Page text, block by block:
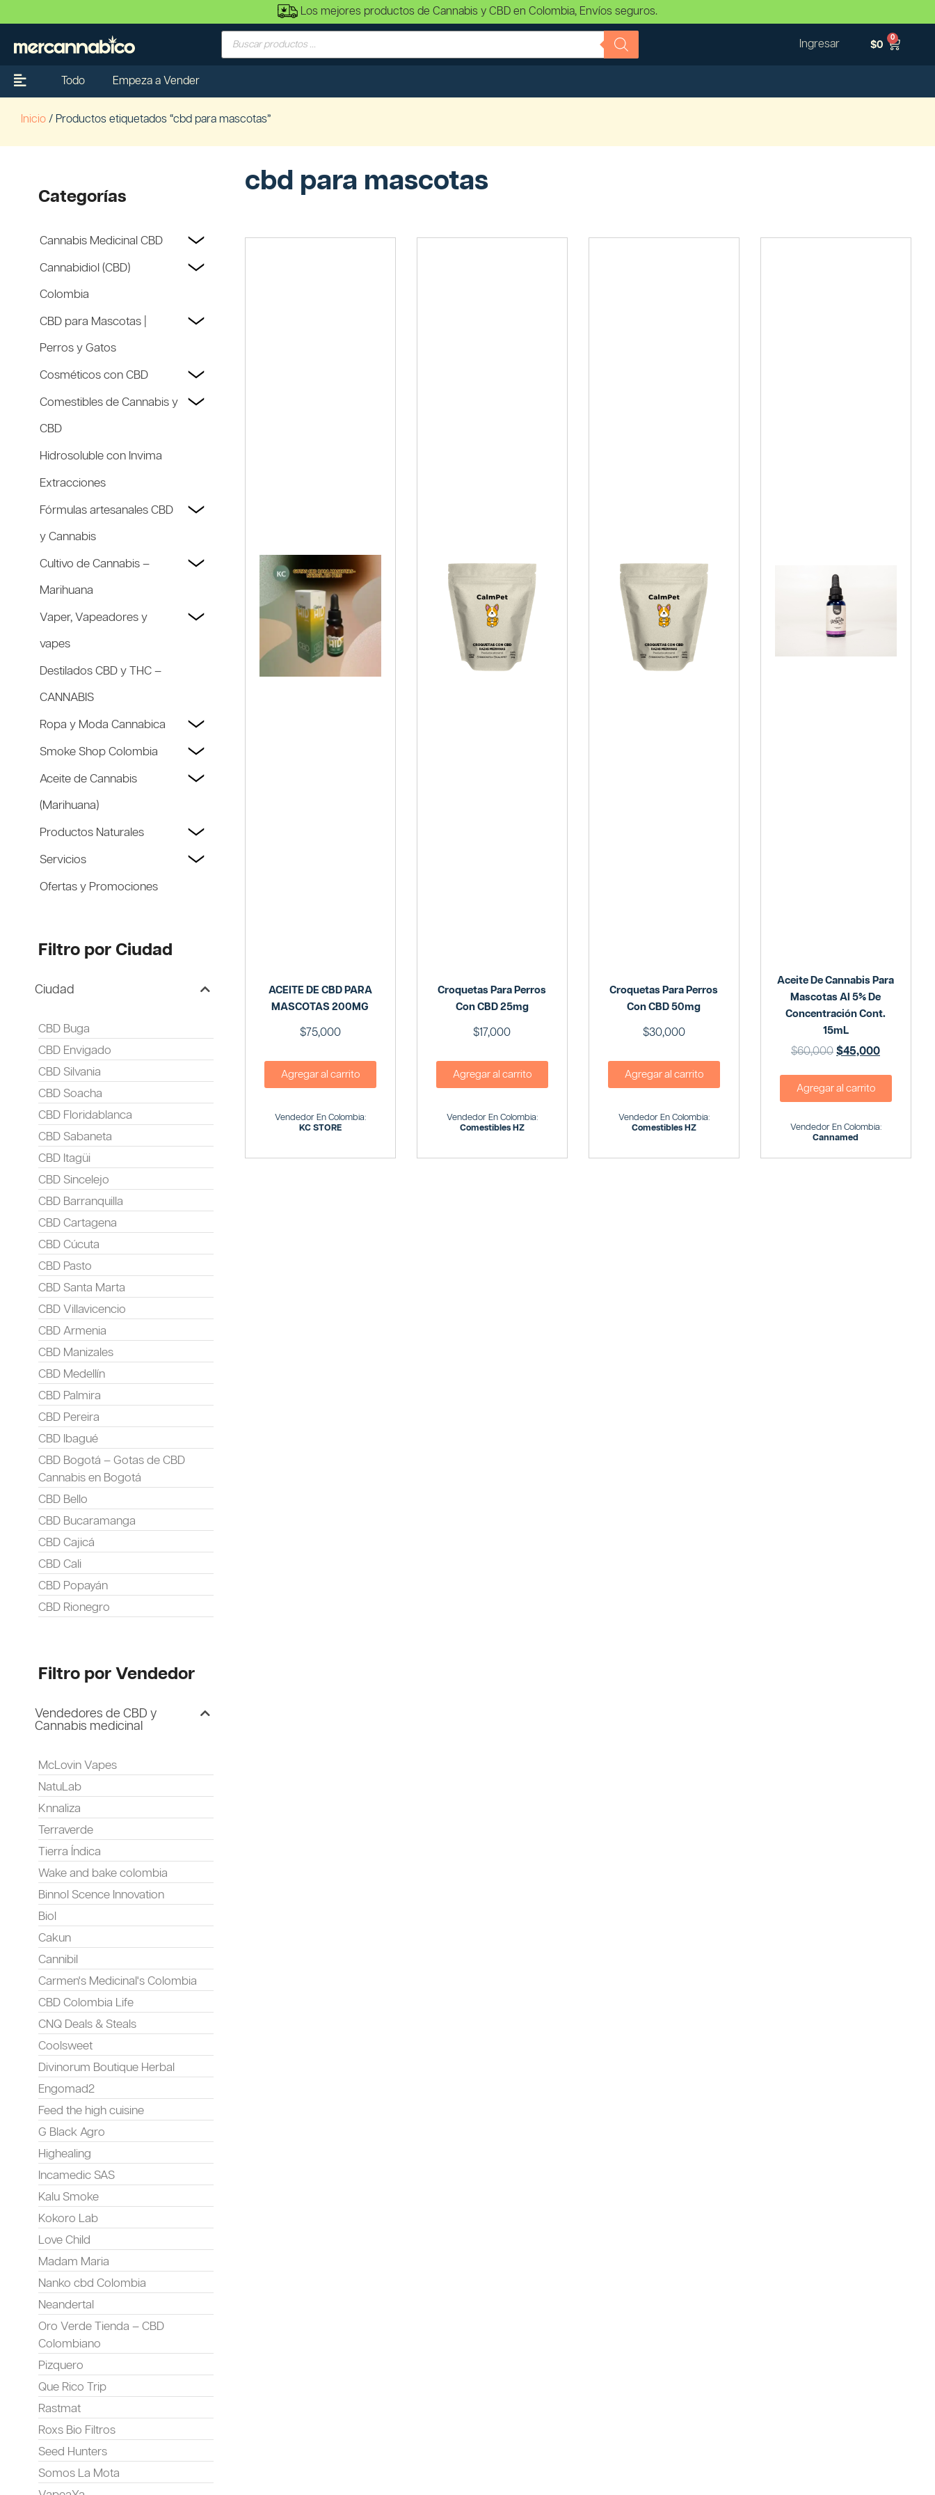
Los mejores productos de Cannabis y CBD en Colombia, Envíos seguros.
Ingresar $0
0
Todo Empeza a Vender
Inicio / Productos etiquetados “cbd para mascotas”
Categorías
Cannabis Medicinal CBD
Cannabidiol (CBD)
Colombia
CBD para Mascotas |
Perros y Gatos
Cosméticos con CBD
Comestibles de Cannabis y
CBD
Hidrosoluble con Invima
Extracciones
Fórmulas artesanales CBD
y Cannabis
Cultivo de Cannabis –
Marihuana
Vaper, Vapeadores y
vapes
Destilados CBD y THC –
CANNABIS
Ropa y Moda Cannabica
Smoke Shop Colombia
Aceite de Cannabis
(Marihuana)
Productos Naturales
Servicios
Ofertas y Promociones
Filtro por Ciudad
Ciudad
CBD Buga
CBD Envigado
CBD Silvania
CBD Soacha
CBD Floridablanca
CBD Sabaneta
CBD Itagüi
CBD Sincelejo
CBD Barranquilla
CBD Cartagena
CBD Cúcuta
CBD Pasto
CBD Santa Marta
CBD Villavicencio
CBD Armenia
CBD Manizales
CBD Medellín
CBD Palmira
CBD Pereira
CBD Ibagué
CBD Bogotá – Gotas de CBD
Cannabis en Bogotá
CBD Bello
CBD Bucaramanga
CBD Cajicá
CBD Cali
CBD Popayán
CBD Rionegro
Filtro por Vendedor
Vendedores de CBD y
Cannabis medicinal
McLovin Vapes
NatuLab
Knnaliza
Terraverde
Tierra Índica
Wake and bake colombia
Binnol Scence Innovation
Biol
Cakun
Cannibil
Carmen's Medicinal's Colombia
CBD Colombia Life
CNQ Deals & Steals
Coolsweet
Divinorum Boutique Herbal
Engomad2
Feed the high cuisine
G Black Agro
Highealing
Incamedic SAS
Kalu Smoke
Kokoro Lab
Love Child
Madam Maria
Nanko cbd Colombia
Neandertal
Oro Verde Tienda – CBD
Colombiano
Pizquero
Que Rico Trip
Rastmat
Roxs Bio Filtros
Seed Hunters
Somos La Mota
cbd para mascotas
ACEITE DE CBD PARA
MASCOTAS 200MG
$75,000
Agregar al carrito
Vendedor En Colombia:
KC STORE
Croquetas Para Perros
Con CBD 25mg
$17,000
Agregar al carrito
Vendedor En Colombia:
Comestibles HZ
Croquetas Para Perros
Con CBD 50mg
$30,000
Agregar al carrito
Vendedor En Colombia:
Comestibles HZ
Aceite De Cannabis Para
Mascotas Al 5% De
Concentración Cont.
15mL
$60,000 $45,000
Agregar al carrito
Vendedor En Colombia:
Cannamed